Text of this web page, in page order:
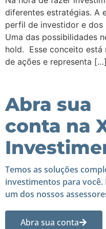
diferentes estratégias. A
perfil de investidor e dos
Uma das possibilidades
hold. Esse conceito está
de ações e representa […]
Abra sua
conta na
Temos as soluções
investimentos para você.
um dos nossos
Abra sua conta